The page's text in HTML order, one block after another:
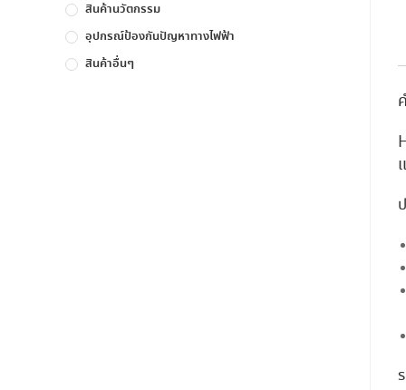
สินค้านวัตกรรม
อุปกรณ์ป้องกันปัญหาทางไฟฟ้า
สินค้าอื่นๆ